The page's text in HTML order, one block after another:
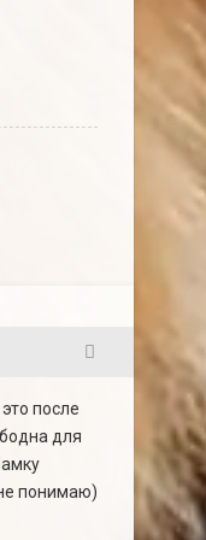
после
для
понимаю)